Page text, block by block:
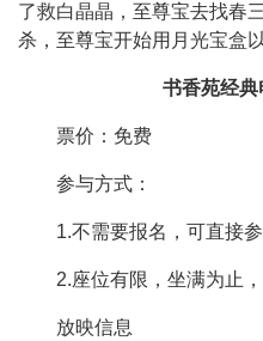
了救白晶晶，至尊宝去找春
杀，至尊宝开始用月光宝盒
书香苑经典
票价：免费
参与方式：
1.不需要报名，可直接参
2.座位有限，坐满为止
放映信息